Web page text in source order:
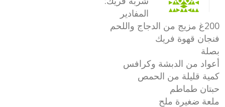
المفادير
200غ مزيج من الدجاج واللحم
فنجان قهوة فريك
بصلة
أعواد من الدبشة وكرافس
كمية قليلة من الحمص
حبتان طماطم
ملعة ضغيرة ملح